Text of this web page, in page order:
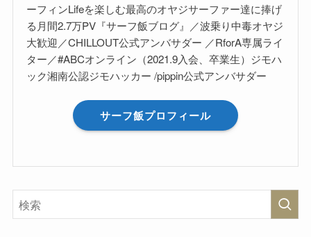
ーフィンLifeを楽しむ最高のオヤジサーファー達に捧げ
る月間2.7万PV『サーフ飯ブログ』／波乗り中毒オヤジ
大歓迎／CHILLOUT公式アンバサダー ／RforA専属ライ
ター／#ABCオンライン（2021.9入会、卒業生）ジモハ
ック湘南公認ジモハッカー /pippin公式アンバサダー
サーフ飯プロフィール